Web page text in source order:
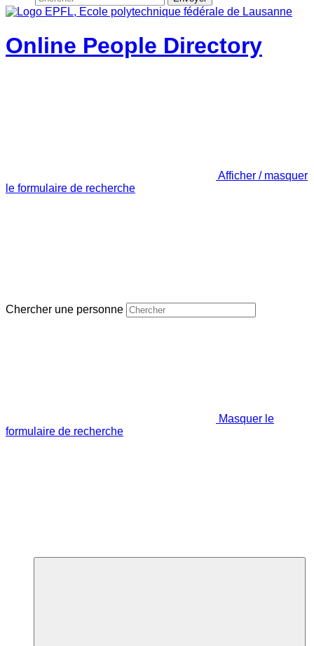
Online People Directory
Afficher / masquer
le formulaire de recherche
Chercher une personne
Masquer le
formulaire de recherche